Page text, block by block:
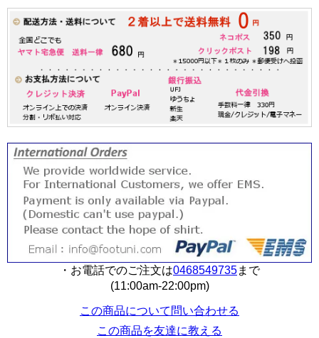
・お電話でのご注文は0468549735まで
(11:00am-22:00pm)
この商品について問い合わせる
この商品を友達に教える